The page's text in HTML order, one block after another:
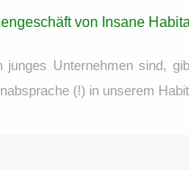
von Insane
junges Unternehmen sind,
(!) in unserem